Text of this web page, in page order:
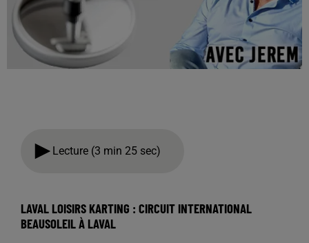
Lecture (3 min 25 sec)
LAVAL LOISIRS KARTING : CIRCUIT INTERNATIONAL
BEAUSOLEIL À LAVAL